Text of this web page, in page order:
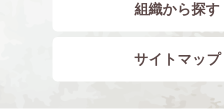
組織から探す
サイトマップ